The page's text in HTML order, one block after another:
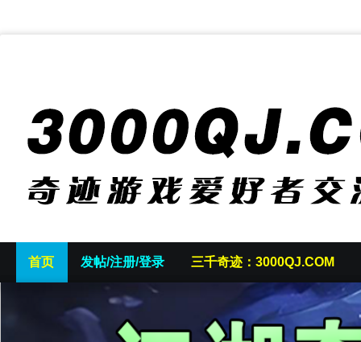
首页 发帖/注册/登录 三千奇迹：3000QJ.COM